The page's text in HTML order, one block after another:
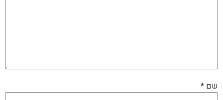
שם *